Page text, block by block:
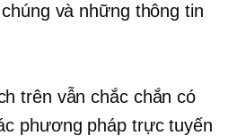
và những thông tin
trên vẫn chắc chắn có
phương pháp trực tuyến